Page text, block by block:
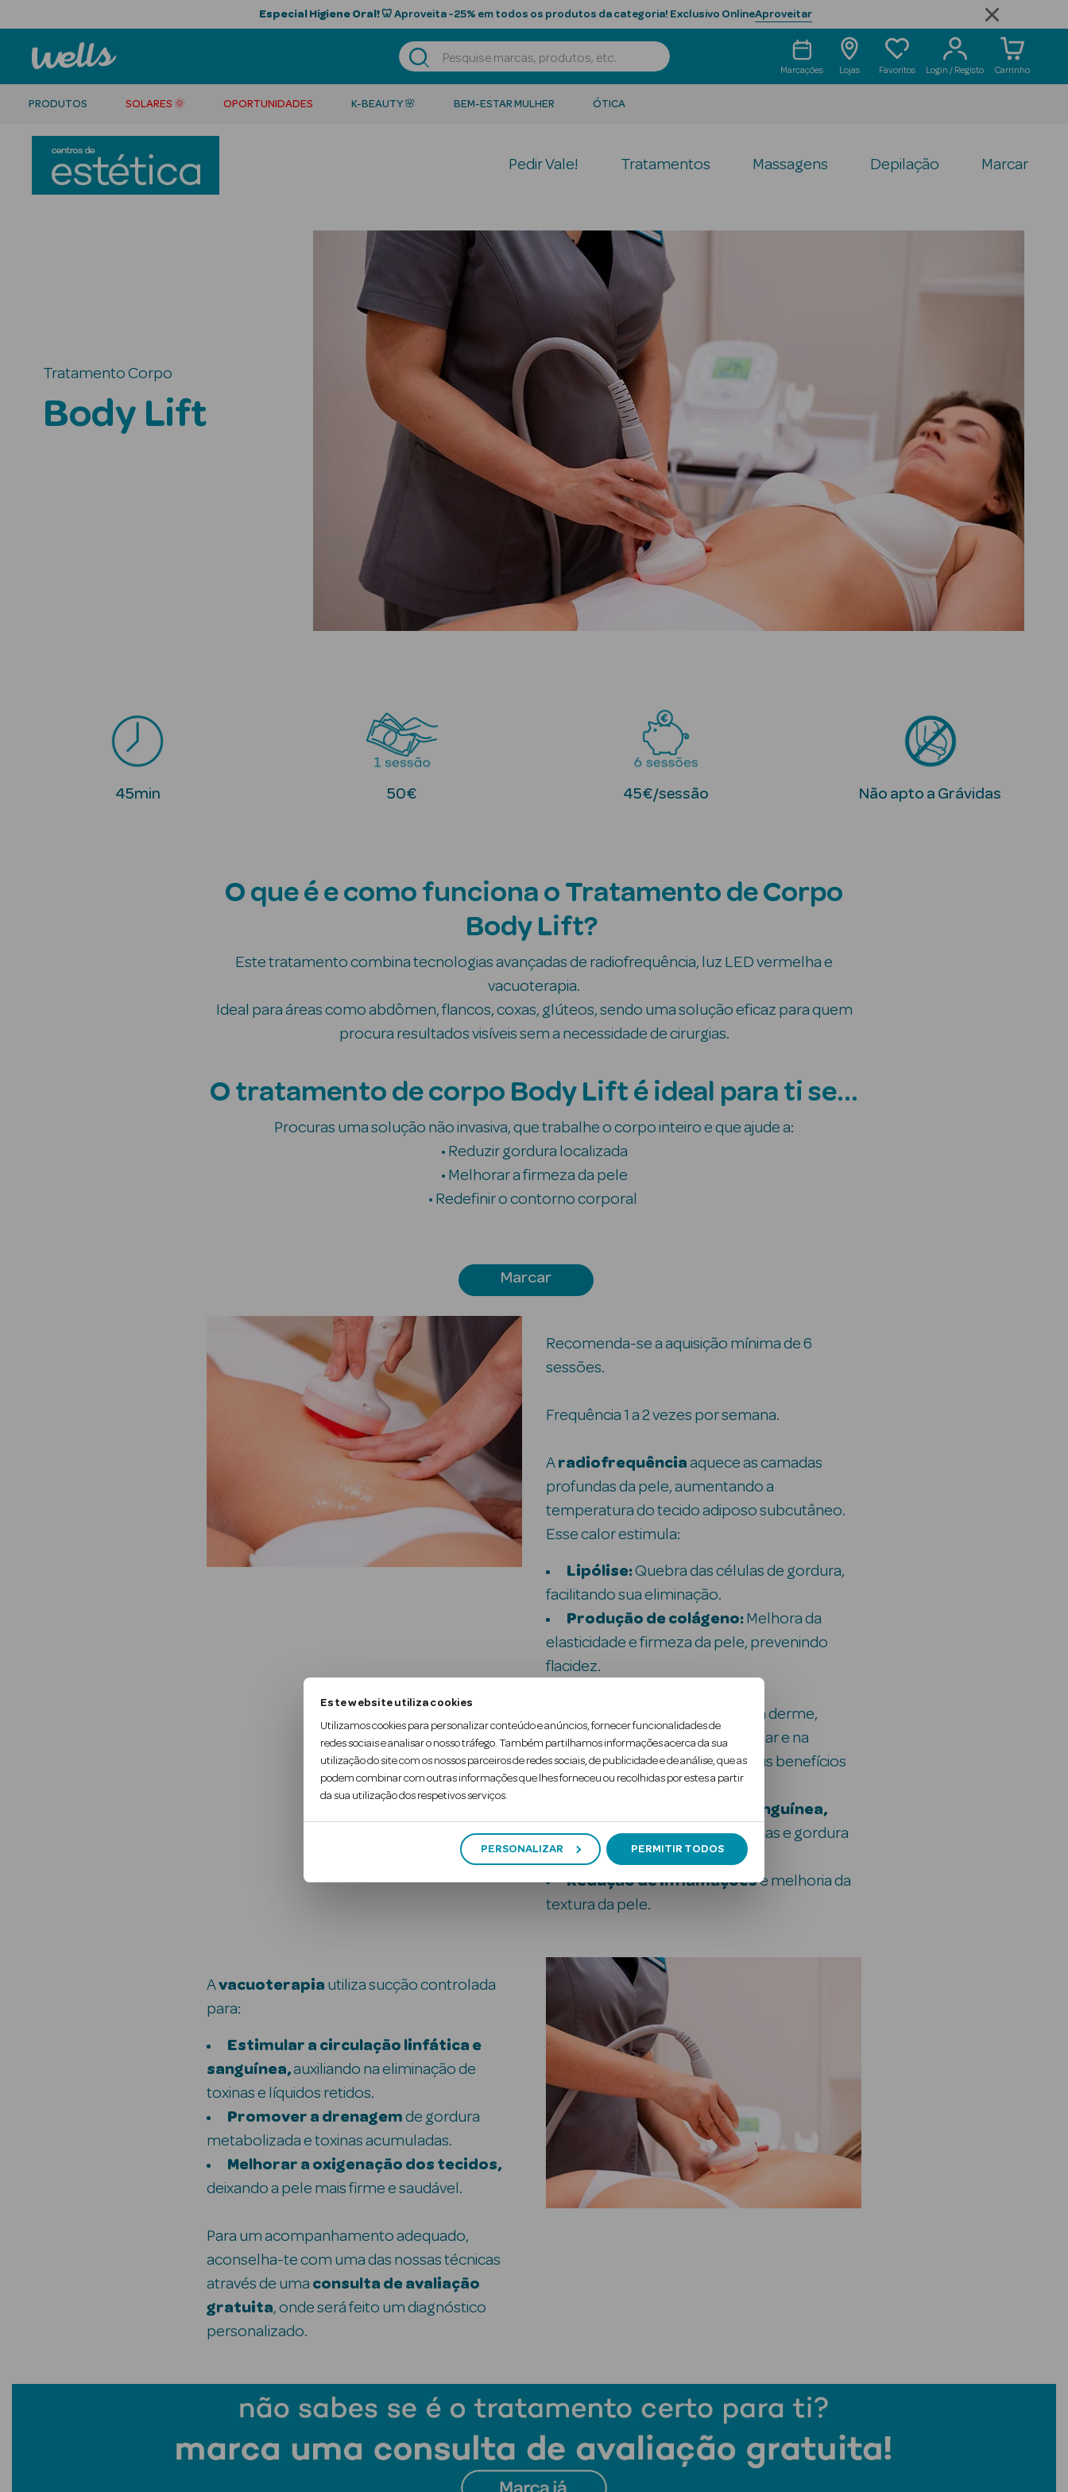
Este website utiliza cookies
Utilizamos cookies para personalizar conteúdo e anúncios, fornecer funcionalidades de
redes sociais e analisar o nosso tráfego. Também partilhamos informações acerca da sua
utilização do site com os nossos parceiros de redes sociais, de publicidade e de análise, que as
podem combinar com outras informações que lhes forneceu ou recolhidas por estes a partir
da sua utilização dos respetivos serviços.
PERSONALIZAR PERMITIR TODOS
Especial Higiene Oral! 🦷 Aproveita -25% em todos os produtos da categoria! Exclusivo OnlineAproveitar
Marcações Lojas Favoritos Login / Registo Carrinho
PRODUTOS SOLARES 🌞 OPORTUNIDADES K-BEAUTY 🌸 BEM-ESTAR MULHER ÓTICA
Pedir Vale! Tratamentos Massagens Depilação Marcar
Tratamento Corpo
Body Lift
45min 50€ 45€/sessão Não apto a Grávidas
O que é e como funciona o Tratamento de Corpo
Body Lift?
Este tratamento combina tecnologias avançadas de radiofrequência, luz LED vermelha e
vacuoterapia.
Ideal para áreas como abdômen, flancos, coxas, glúteos, sendo uma solução eficaz para quem
procura resultados visíveis sem a necessidade de cirurgias.
O tratamento de corpo Body Lift é ideal para ti se…
Procuras uma solução não invasiva, que trabalhe o corpo inteiro e que ajude a:
• Reduzir gordura localizada
• Melhorar a firmeza da pele
• Redefinir o contorno corporal
Marcar
Recomenda-se a aquisição mínima de 6
sessões.
Frequência 1 a 2 vezes por semana.
A radiofrequência aquece as camadas
profundas da pele, aumentando a
temperatura do tecido adiposo subcutâneo.
Esse calor estimula:
Lipólise:Quebra das células de gordura,
facilitando sua eliminação.
Produção de colágeno: Melhora da
elasticidade e firmeza da pele, prevenindo
flacidez.
penetra na derme,
auxiliando no metabolismo celular e na
regeneração dos tecidos. Os seus benefícios
incluem:
Melhoria da circulação sanguínea,
otimizando a eliminação de toxinas e gordura
metabolizada.
Redução de inflamaçõese melhoria da
textura da pele.
Avacuoterapia utiliza sucção controlada
para:
Estimular a circulação linfática e
sanguínea,auxiliando na eliminação de
toxinas e líquidos retidos.
Promover a drenagem de gordura
metabolizada e toxinas acumuladas.
Melhorar a oxigenação dos tecidos,
deixando a pele mais firme e saudável.
Para um acompanhamento adequado,
aconselha-te com uma das nossas técnicas
através de uma consulta de avaliação
gratuita, onde será feito um diagnóstico
personalizado.